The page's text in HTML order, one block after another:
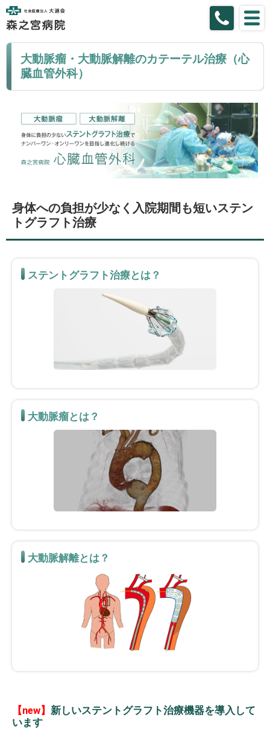
大動脈瘤・大動脈解離のカテーテル治療（心
臓血管外科）
身体への負担が少なく入院期間も短いステン
トグラフト治療
ステントグラフト治療とは？
大動脈瘤とは？
大動脈解離とは？
【new】 新しいステントグラフト治療機器を導入して
います